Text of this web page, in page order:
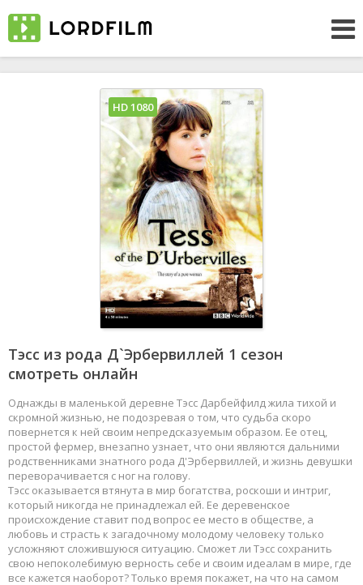
Тэсс из рода Д`Эрбервиллей 1 сезон
смотреть онлайн
Однажды в маленькой деревне Тэсс Дарбейфилд жила тихой и
скромной жизнью, не подозревая о том, что судьба скоро
повернется к ней своим непредсказуемым образом. Ее отец,
простой фермер, внезапно узнает, что они являются дальними
родственниками знатного рода Д'Эрбервиллей, и жизнь девушки
переворачивается с ног на голову.
Тэсс оказывается втянута в мир богатства, роскоши и интриг,
который никогда не принадлежал ей. Ее деревенское
происхождение ставит под вопрос ее место в обществе, а
любовь и страсть к загадочному молодому человеку только
усложняют сложившуюся ситуацию. Сможет ли Тэсс сохранить
свою непоколебимую верность себе и своим идеалам в мире, где
все кажется наоборот? Только время покажет, на что на самом
HD 1080